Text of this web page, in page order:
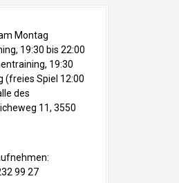
Montag
19:30 bis 22:00
19:30
(freies Spiel 12:00
des
11, 3550
99 27